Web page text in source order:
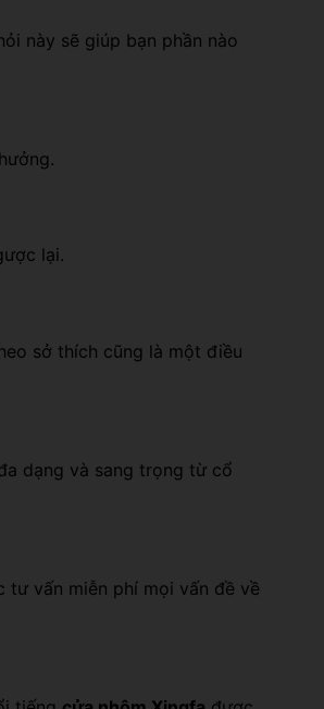
này sẽ giúp bạn phần nào
lại.
sở thích cũng là một điều
dạng và sang trọng từ cổ
tư vấn miễn phí mọi vấn đề về